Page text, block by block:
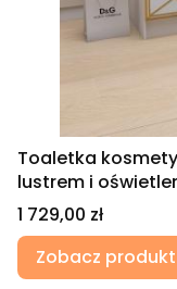
Toaletka
lustrem i
Cena
1 729,00 zł
Zobacz produkt